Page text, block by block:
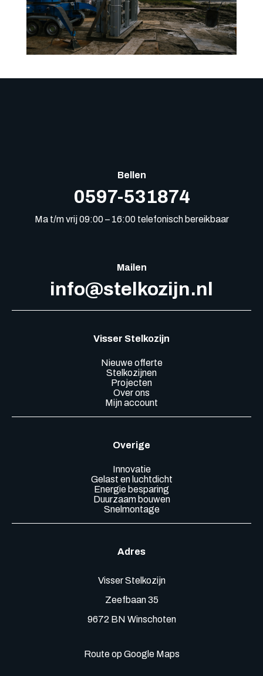
Bellen
0597-531874
Ma t/m vrij 09:00 – 16:00 telefonisch bereikbaar
Mailen
info@stelkozijn.nl
Visser Stelkozijn
Nieuwe offerte
Stelkozijnen
Projecten
Over ons
Mijn account
Overige
Innovatie
Gelast en luchtdicht
Energie besparing
Duurzaam bouwen
Snelmontage
Adres
Visser Stelkozijn
Zeefbaan 35
9672 BN Winschoten
Route op Google Maps